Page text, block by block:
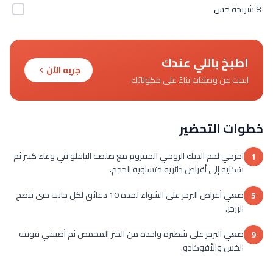
8 شريحة خس
اطبخ باللي عندك
ابحث عن وصفات بناءً على مكوناتك.
جربه الآن
خطوات التحضير
1 امزجي لحم الديك الرومي المفروم مع صلصة البافلو في وعاء كبير ثم
شكليه إلى أقراص دائريه متساوية الحجم.
5
ضعي أقراص البرجر على الشواء لمدة 10 دقائق لكل جانب حتى ينضج
البرجر.
9 ضعي البرجر على شطيرة واحدة من الخبز المحمص ثم أضيفي فوقه
الخس والأفوكادو.